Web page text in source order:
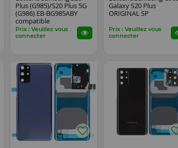
Plus (G985)/S20 Plus 5G
(G986) EB-BG985ABY
compatible
Prix : Veuillez vous
connecter
Galaxy S20 Plus
ORIGINAL SP
Prix : Veuillez vous
connecter